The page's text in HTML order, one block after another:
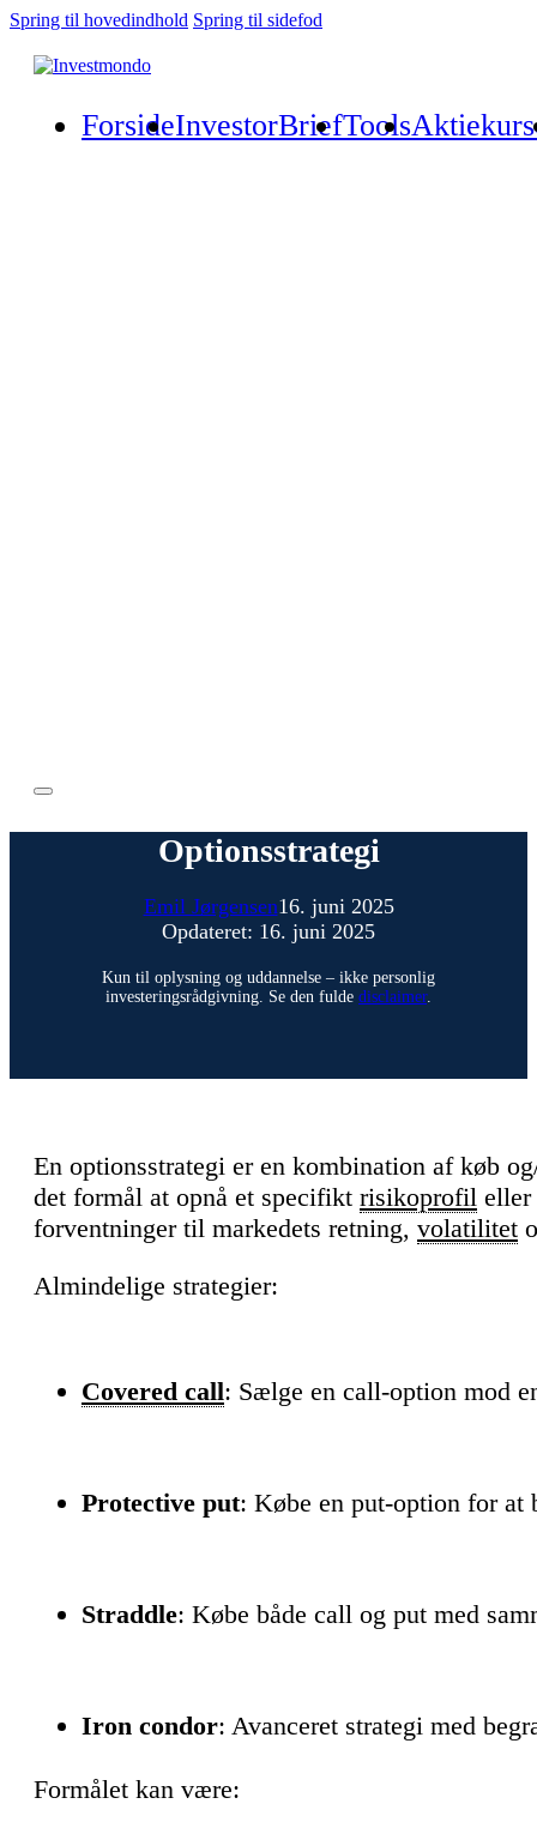
Spring til hovedindhold Spring til sidefod
ForsideInvestorBriefTools
Optionsstrategi
Emil Jørgensen16. juni 2025
Opdateret: 16. juni 2025
Kun til oplysning og uddannelse – ikke personlig
investeringsrådgivning. Se den fulde disclaimer.
En optionsstrategi er en kombination af køb
det formål at opnå et specifikt risikoprofil eller
forventninger til markedets retning, volatilitet
Almindelige strategier:
Covered call: Sælge en call-option mod
Protective put: Købe en put-option for at
Straddle: Købe både call og put med
Iron condor: Avanceret strategi med
Formålet kan være: